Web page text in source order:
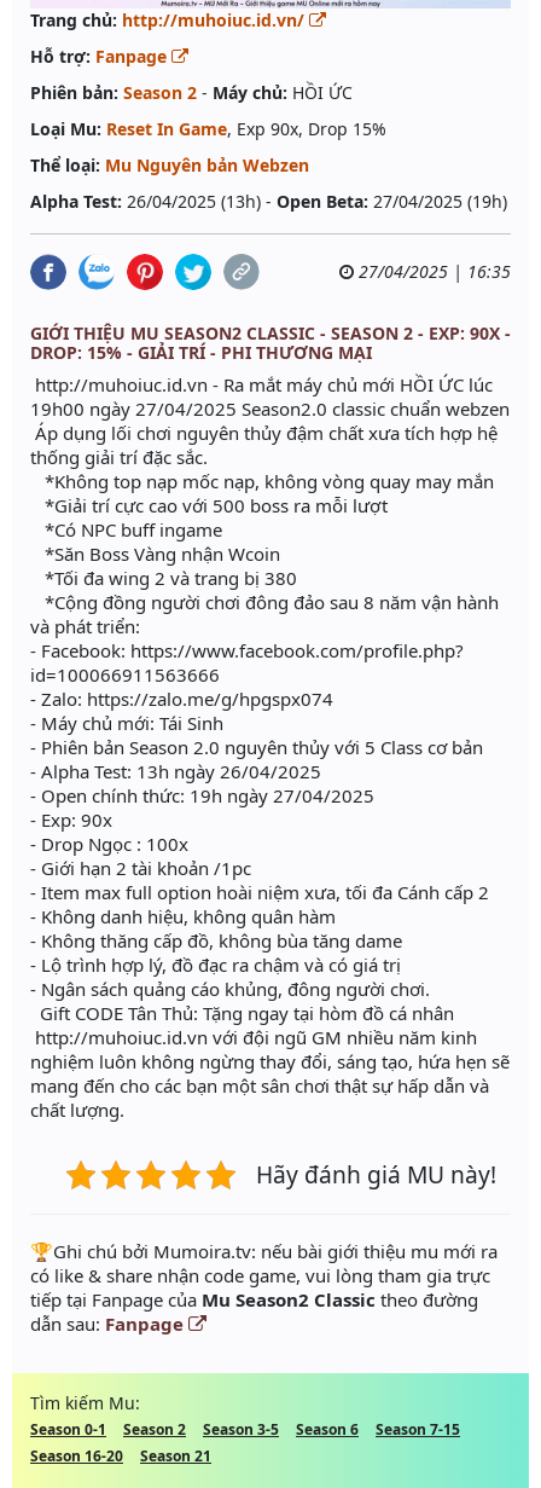
Trang chủ: http://muhoiuc.id.vn/
Hỗ trợ: Fanpage
Phiên bản: Season 2 - Máy chủ: HỒI ỨC
Loại Mu: Reset In Game, Exp 90x, Drop 15%
Thể loại: Mu Nguyên bản Webzen
Alpha Test: 26/04/2025 (13h) - Open Beta: 27/04/2025 (19h)
27/04/2025 | 16:35
GIỚI THIỆU MU SEASON2 CLASSIC - SEASON 2 - EXP: 90X -
DROP: 15% - GIẢI TRÍ - PHI THƯƠNG MẠI
http://muhoiuc.id.vn - Ra mắt máy chủ mới HỒI ỨC lúc
19h00 ngày 27/04/2025 Season2.0 classic chuẩn webzen
Áp dụng lối chơi nguyên thủy đậm chất xưa tích hợp hệ
thống giải trí đặc sắc.
*Không top nạp mốc nạp, không vòng quay may mắn
*Giải trí cực cao với 500 boss ra mỗi lượt
*Có NPC buff ingame
*Săn Boss Vàng nhận Wcoin
*Tối đa wing 2 và trang bị 380
*Cộng đồng người chơi đông đảo sau 8 năm vận hành
và phát triển:
- Facebook: https://www.facebook.com/profile.php?
id=100066911563666
- Zalo: https://zalo.me/g/hpgspx074
- Máy chủ mới: Tái Sinh
- Phiên bản Season 2.0 nguyên thủy với 5 Class cơ bản
- Alpha Test: 13h ngày 26/04/2025
- Open chính thức: 19h ngày 27/04/2025
- Exp: 90x
- Drop Ngọc : 100x
- Giới hạn 2 tài khoản /1pc
- Item max full option hoài niệm xưa, tối đa Cánh cấp 2
- Không danh hiệu, không quân hàm
- Không thăng cấp đồ, không bùa tăng dame
- Lộ trình hợp lý, đồ đạc ra chậm và có giá trị
- Ngân sách quảng cáo khủng, đông người chơi.
Gift CODE Tân Thủ: Tặng ngay tại hòm đồ cá nhân
http://muhoiuc.id.vn với đội ngũ GM nhiều năm kinh
nghiệm luôn không ngừng thay đổi, sáng tạo, hứa hẹn sẽ
mang đến cho các bạn một sân chơi thật sự hấp dẫn và
chất lượng.
Hãy đánh giá MU này!
️🏆Ghi chú bởi Mumoira.tv: nếu bài giới thiệu mu mới ra
có like & share nhận code game, vui lòng tham gia trực
tiếp tại Fanpage của Mu Season2 Classic theo đường
dẫn sau: Fanpage
Tìm kiếm Mu:
Season 0-1 Season 2 Season 3-5 Season 6
Season 7-15
Season 16-20
Season 21